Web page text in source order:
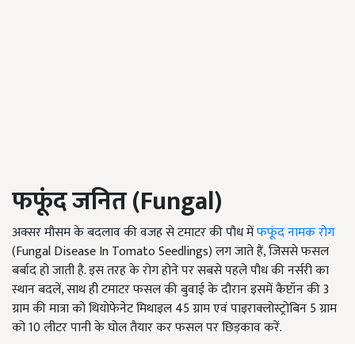
फफूंद जनित (Fungal)
अक्सर मौसम के बदलाव की वजह से टमाटर की पौध मेंफफूंद नामक रोग
(Fungal Disease In Tomato Seedlings) लग जाते हैं, जिससे फसल
बर्बाद हो जाती है. इस तरह के रोग होने पर सबसे पहले पौध की नर्सरी का
स्थान बदलें, साथ ही टमाटर फसल की बुवाई के दौरान इसमें कैप्टॉन की 3
ग्राम की मात्रा को थियोफेनेट मिथाइल 45 ग्राम एवं पाइराक्लोस्ट्रोबिन 5 ग्राम
को 10 लीटर पानी के घोल तैयार कर फसल पर छिड़काव करें.